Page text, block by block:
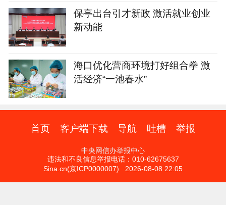
保亭出台引才新政 激活就业创业
新动能
海口优化营商环境打好组合拳 激
活经济“一池春水”
首页 客户端下载 导航 吐槽 举报
中央网信办举报中心
违法和不良信息举报电话：010-62675637
Sina.cn(京ICP0000007) 2026-08-08 22:05